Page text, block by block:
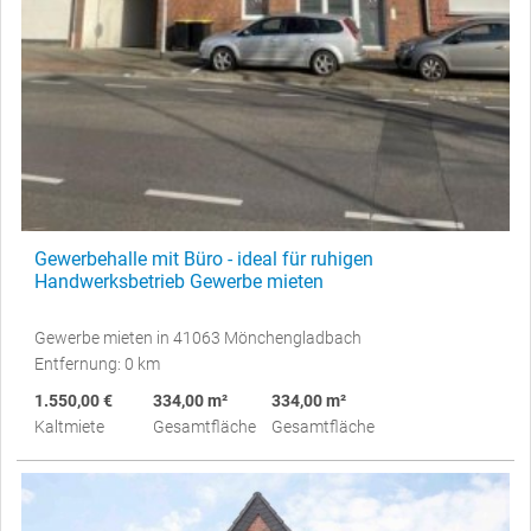
Gewerbehalle mit Büro - ideal für ruhigen
Handwerksbetrieb Gewerbe mieten
Gewerbe mieten in 41063 Mönchengladbach
Entfernung: 0 km
1.550,00 €
Kaltmiete
334,00 m²
Gesamtfläche
334,00 m²
Gesamtfläche